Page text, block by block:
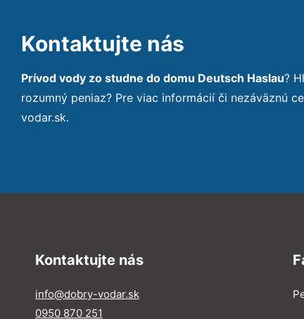
Kontaktujte nás
Prívod vody zo studne do domu Deutsch Haslau?
rozumný peniaz? Pre viac informácií či nezáväznú
vodar.sk.
Kontaktujte nás
info@dobry-vodar.sk
0950 870 251